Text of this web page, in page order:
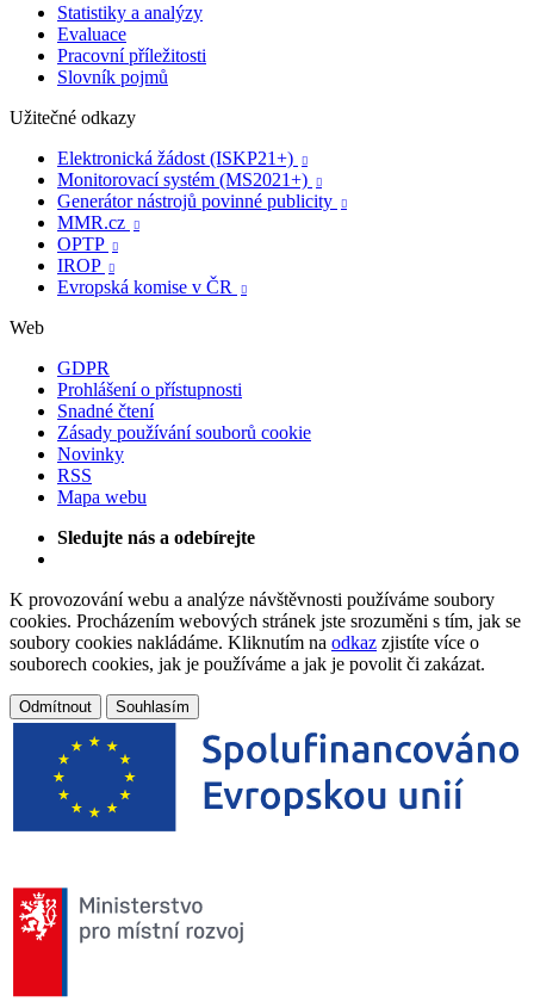
Statistiky a analýzy
Evaluace
Pracovní příležitosti
Slovník pojmů
Užitečné odkazy
Elektronická žádost (ISKP21+)

Monitorovací systém (MS2021+) 
Generátor nástrojů povinné publicity 
MMR.cz 
OPTP 
IROP 
Evropská komise v ČR 
Web
GDPR
Prohlášení o přístupnosti
Snadné čtení
Zásady používání souborů cookie
Novinky
RSS
Mapa webu
Sledujte nás a odebírejte
K provozování webu a analýze návštěvnosti používáme soubory
cookies. Procházením webových stránek jste srozuměni s tím, jak se
soubory cookies nakládáme. Kliknutím na odkaz zjistíte více o
souborech cookies, jak je používáme a jak je povolit či zakázat.
Odmítnout Souhlasím